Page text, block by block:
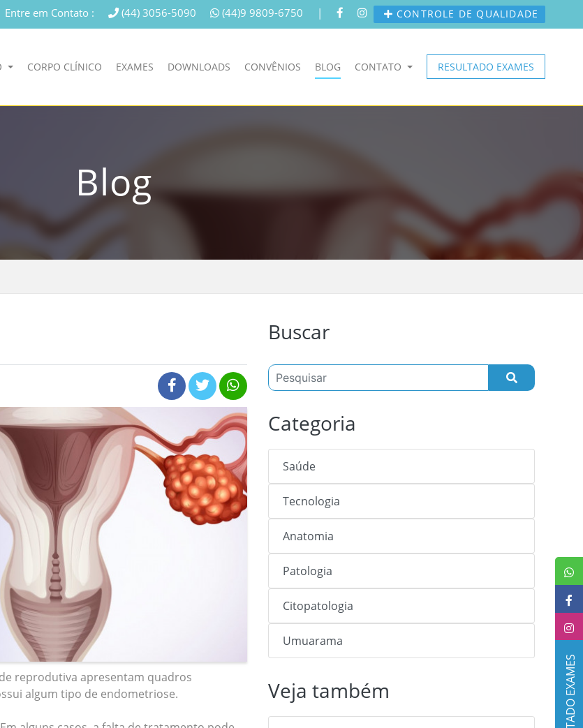
Entre em Contato : (44) 3056-5090 (44)9 9809-6750 | CONTROLE DE QUALIDADE
CORPO CLÍNICO EXAMES DOWNLOADS CONVÊNIOS BLOG CONTATO RESULTADO EXAMES
Blog
reprodutiva apresentam quadros
algum tipo de endometriose.
Buscar
Categoria
Saúde
Tecnologia
Anatomia
Patologia
Citopatologia
Umuarama
Veja também